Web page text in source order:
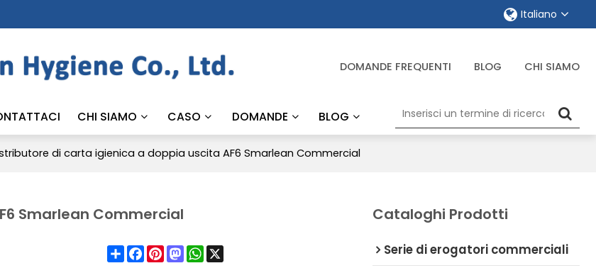
Italiano
DOMANDE FREQUENTI BLOG CHI SIAMO
CHI SIAMO CASO DOMANDE BLOG
di carta igienica a doppia uscita AF6 Smarlean Commercial
Smarlean Commercial
ShareFacebook
PinterestMastodonWhatsApp
Cataloghi Prodotti
Serie di erogatori commerciali